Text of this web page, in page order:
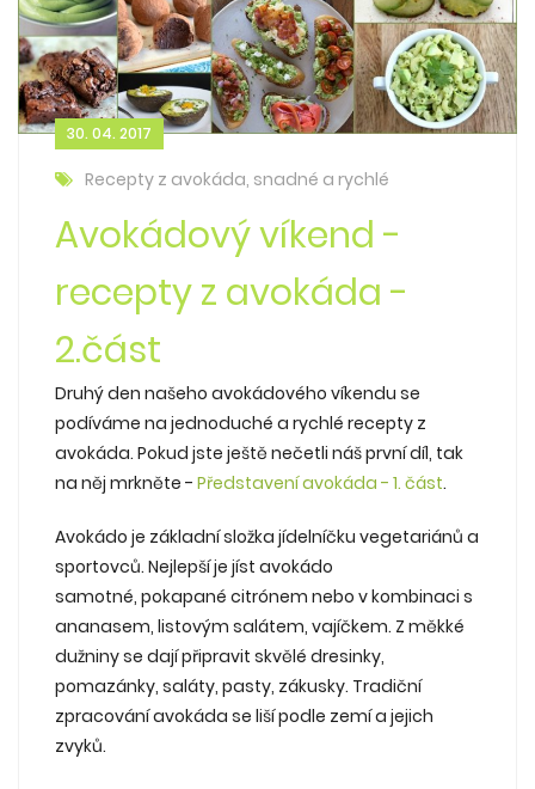
30. 04. 2017
Recepty z avokáda, snadné a rychlé
Avokádový víkend -
recepty z avokáda -
2.část
Druhý den našeho avokádového víkendu se
podíváme na jednoduché a rychlé recepty z
avokáda. Pokud jste ještě nečetli náš první díl, tak
na něj mrkněte - Představení avokáda - 1. část.
Avokádo je základní složka jídelníčku vegetariánů a
sportovců. Nejlepší je jíst avokádo
samotné, pokapané citrónem nebo v kombinaci s
ananasem, listovým salátem, vajíčkem. Z měkké
dužniny se dají připravit skvělé dresinky,
pomazánky, saláty, pasty, zákusky. Tradiční
zpracování avokáda se liší podle zemí a jejich
zvyků.